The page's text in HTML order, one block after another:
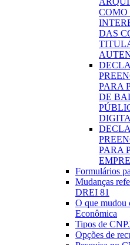
COMO
DAS
PARA
DE
PARA
Formulários
Mudanças
DREI 81
O que mudou
Econômica
Tipos de
Opções de